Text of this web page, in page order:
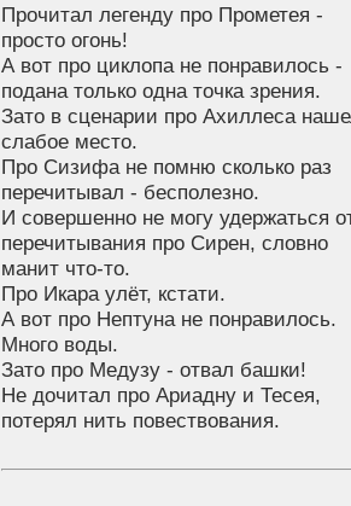
Прочитал легенду про Прометея -
просто огонь!
А вот про циклопа не понравилось -
подана только одна точка зрения.
Зато в сценарии про Ахиллеса
слабое место.
Про Сизифа не помню сколько раз
перечитывал - бесполезно.
И совершенно не могу удержаться
перечитывания про Сирен, словно
манит что-то.
Про Икара улёт, кстати.
А вот про Нептуна не понравилось.
Много воды.
Зато про Медузу - отвал башки!
Не дочитал про Ариадну и Тесея,
потерял нить повествования.